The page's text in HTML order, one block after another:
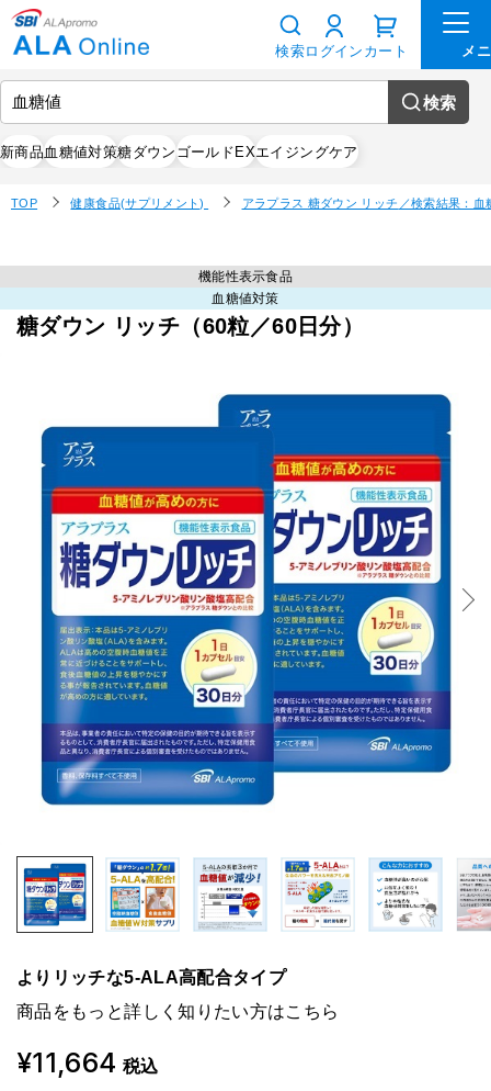
検索
新商品血糖値対策糖ダウンゴールドEXエイジングケア
検索ログイン カート
TOP 健康食品(サプリメント) アラプラス 糖ダウン リッチ ／検索結果：血
機能性表示食品
血糖値対策
糖ダウン リッチ（60粒／60日分）
よりリッチな5-ALA高配合タイプ
商品をもっと詳しく知りたい方はこちら
¥11,664 税込